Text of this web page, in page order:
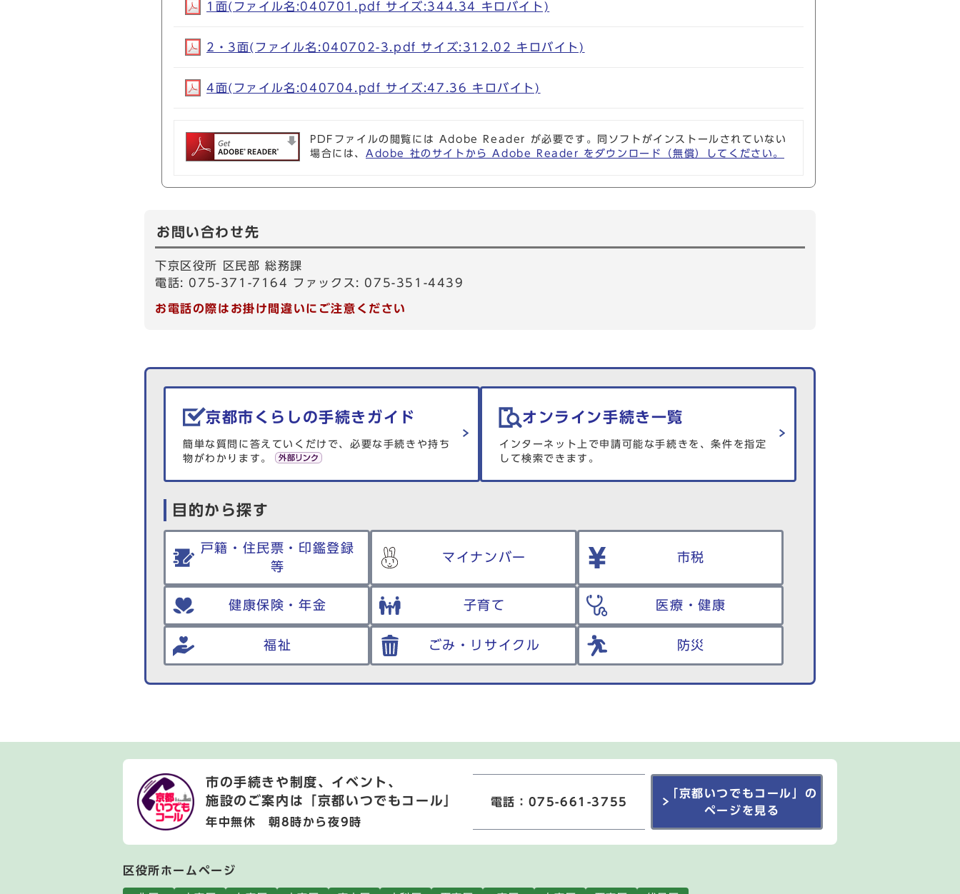
1面(ファイル名:040701.pdf サイズ:344.34 キロバイト)
2・3面(ファイル名:040702-3.pdf サイズ:312.02 キロバイト)
4面(ファイル名:040704.pdf サイズ:47.36 キロバイト)
PDFファイルの閲覧には Adobe Reader が必要です。同ソフトがインストールされていない
場合には、 Adobe 社のサイトから Adobe Reader をダウンロード（無償）してください。
お問い合わせ先
下京区役所 区民部 総務課
電話: 075-371-7164 ファックス: 075-351-4439
お電話の際はお掛け間違いにご注意ください
生活情報を探す
京都市くらしの手続きガイド
簡単な質問に答えていくだけで、必要な手続きや持ち
物がわかります。
オンライン手続き一覧
インターネット上で申請可能な手続きを、条件を指定
して検索できます。
目的から探す
戸籍・住民票・印鑑登録
等
マイナンバー 市税
健康保険・年金 子育て 医療・健康
福祉 ごみ・リサイクル 防災
市の手続きや制度、イベント、
施設のご案内は
「京都いつでもコール」
年中無休 朝8時から夜9時
電話：075-661-3755
「京都いつでもコール」の
ページを見る
区役所ホームページ